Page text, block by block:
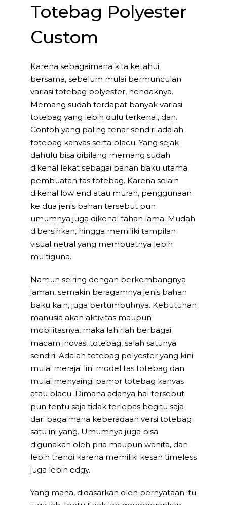
Totebag Polyester
Custom
Karena sebagaimana kita ketahui
bersama, sebelum mulai bermunculan
variasi totebag polyester, hendaknya.
Memang sudah terdapat banyak variasi
totebag yang lebih dulu terkenal, dan.
Contoh yang paling tenar sendiri adalah
totebag kanvas serta blacu. Yang sejak
dahulu bisa dibilang memang sudah
dikenal lekat sebagai bahan baku utama
pembuatan tas totebag. Karena selain
dikenal low end atau murah, penggunaan
ke dua jenis bahan tersebut pun
umumnya juga dikenal tahan lama. Mudah
dibersihkan, hingga memiliki tampilan
visual netral yang membuatnya lebih
multiguna.
Namun seiring dengan berkembangnya
jaman, semakin beragamnya jenis bahan
baku kain, juga bertumbuhnya. Kebutuhan
manusia akan aktivitas maupun
mobilitasnya, maka lahirlah berbagai
macam inovasi totebag, salah satunya
sendiri. Adalah totebag polyester yang kini
mulai merajai lini model tas totebag dan
mulai menyaingi pamor totebag kanvas
atau blacu. Dimana adanya hal tersebut
pun tentu saja tidak terlepas begitu saja
dari bagaimana keberadaan versi totebag
satu ini yang. Umumnya juga bisa
digunakan oleh pria maupun wanita, dan
lebih trendi karena memiliki kesan timeless
juga lebih edgy.
Yang mana, didasarkan oleh pernyataan itu